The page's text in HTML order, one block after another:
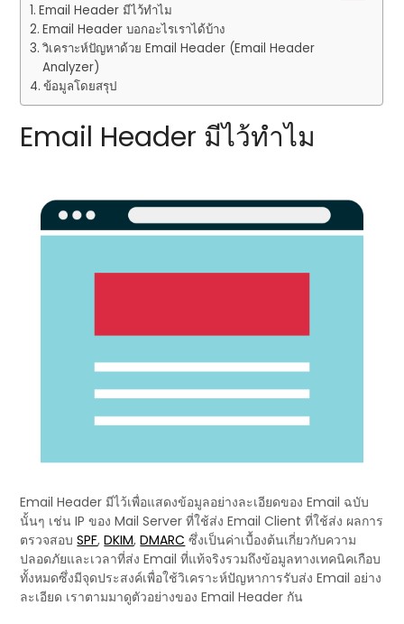
Email Header มีไว้ทำไม
Email Header บอกอะไรเราได้บ้าง
วิเคราะห์ปัญหาด้วย Email Header (Email Header
Analyzer)
ข้อมูลโดยสรุป
Email Header มีไว้ทำไม
Email Header มีไว้เพื่อแสดงข้อมูลอย่างละเอียดของ Email ฉบับ
นั้นๆ เช่น IP ของ Mail Server ที่ใช้ส่ง Email Client ที่ใช้ส่ง ผลการ
ตรวจสอบSPF,DKIM,DMARC ซึ่งเป็นค่าเบื้องต้นเกี่ยวกับความ
ปลอดภัยและเวลาที่ส่ง Email ที่แท้จริงรวมถึงข้อมูลทางเทคนิคเกือบ
ทั้งหมดซึ่งมีจุดประสงค์เพื่อใช้วิเคราะห์ปัญหาการรับส่ง Email อย่าง
ละเอียด เราตามมาดูตัวอย่างของ Email Header กัน